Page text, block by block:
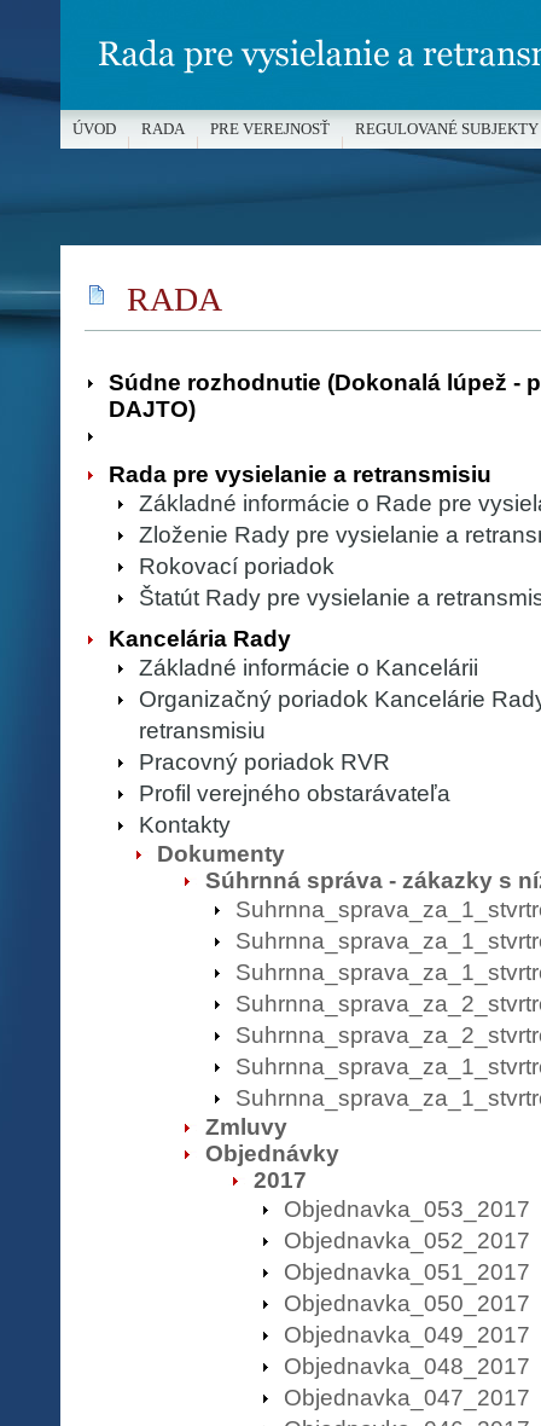
RADA
Súdne rozhodnutie (Dokonalá lúpež -
DAJTO)
Rada pre vysielanie a retransmisiu
Základné informácie o Rade pre
Zloženie Rady pre vysielanie a
Rokovací poriadok
Štatút Rady pre vysielanie a
Kancelária Rady
Základné informácie o Kancelárii
Organizačný poriadok Kancelárie
retransmisiu
Pracovný poriadok RVR
Profil verejného obstarávateľa
Kontakty
Dokumenty
Súhrnná správa - zákazky s
Zmluvy
Objednávky
2017
Objednavka_053_2017
Objednavka_052_2017
Objednavka_051_2017
Objednavka_050_2017
Objednavka_049_2017
Objednavka_048_2017
Objednavka_047_2017
ÚVOD RADA PRE VEREJNOSŤ REGULOVANÉ SUBJEKTY